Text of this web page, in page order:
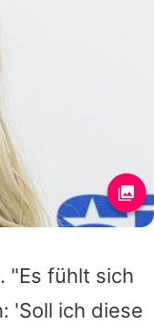
"Es fühlt sich
'Soll ich diese